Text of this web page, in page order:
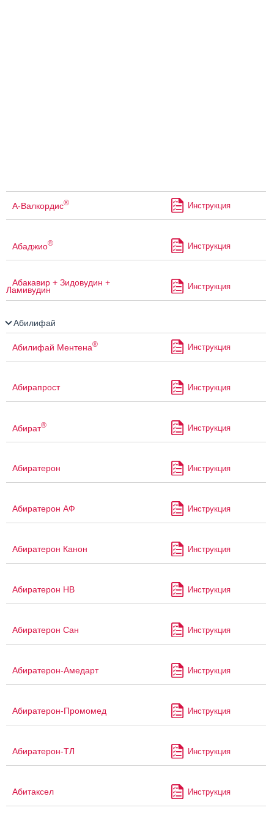
А-Валкордис® Инструкция
Абаджио® Инструкция
Абакавир + Зидовудин +
Ламивудин Инструкция
Абилифай
Абилифай Ментена® Инструкция
Абирапрост Инструкция
Абират® Инструкция
Абиратерон Инструкция
Абиратерон АФ Инструкция
Абиратерон Канон Инструкция
Абиратерон НВ Инструкция
Абиратерон Сан Инструкция
Абиратерон-Амедарт Инструкция
Абиратерон-Промомед Инструкция
Абиратерон-ТЛ Инструкция
Абитаксел Инструкция